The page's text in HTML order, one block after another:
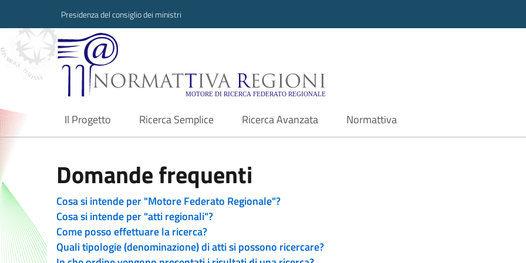
Presidenza del consiglio dei ministri
Normattiva Regioni - Motore di ricerca
Il Progetto
current Ricerca Semplice Ricerca Avanzata Normattiva
Domande frequenti
Cosa si intende per "Motore Federato Regionale"?
Cosa si intende per "atti regionali"?
Come posso effettuare la ricerca?
Quali tipologie (denominazione) di atti si possono ricercare?